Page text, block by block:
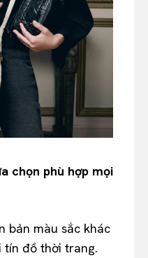
chọn phù hợp mọi
bản màu sắc khác
tín đồ thời trang.